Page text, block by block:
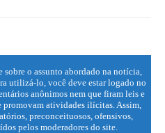
sobre o assunto abordado na notícia,
utilizá-lo, você deve estar logado no
anônimos nem que firam leis e
atividades ilícitas. Assim,
preconceituosos, ofensivos,
pelos moderadores do site.